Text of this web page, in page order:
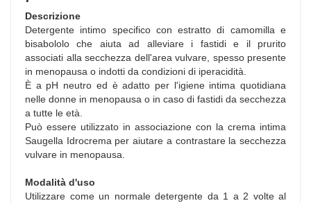
Descrizione
Detergente intimo specifico con estratto di camomilla e
bisabololo che aiuta ad alleviare i fastidi e il prurito
associati alla secchezza dell'area vulvare, spesso presente
in menopausa o indotti da condizioni di iperacidità.
È a pH neutro ed è adatto per l'igiene intima quotidiana
nelle donne in menopausa o in caso di fastidi da secchezza
a tutte le età.
Può essere utilizzato in associazione con la crema intima
Saugella Idrocrema per aiutare a contrastare la secchezza
vulvare in menopausa.
Modalità d'uso
Utilizzare come un normale detergente da 1 a 2 volte al